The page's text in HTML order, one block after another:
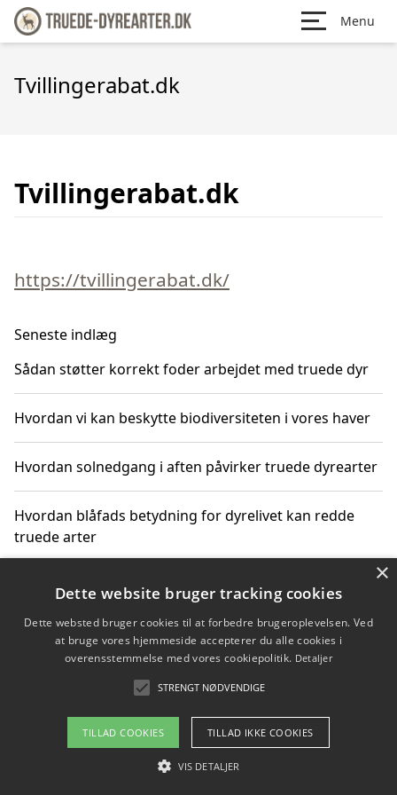
Menu
Tvillingerabat.dk
Tvillingerabat.dk
https://tvillingerabat.dk/
Seneste indlæg
Sådan støtter korrekt foder arbejdet med truede dyr
Hvordan vi kan beskytte biodiversiteten i vores haver
Hvordan solnedgang i aften påvirker truede dyrearter
Hvordan blåfads betydning for dyrelivet kan redde
truede arter
Hvordan kan gaver til unge voksne støtte bevarelsen
Copyright 2026 - Pilanto Aps
Om / kontakt
Blog Betingelser
×
Dette website bruger tracking cookies
Dette websted bruger cookies til at forbedre brugeroplevelsen. Ved
at bruge vores hjemmeside accepterer du alle cookies i
overensstemmelse med vores cookiepolitik. Detaljer
STRENGT NØDVENDIGE
TILLAD COOKIES TILLAD IKKE COOKIES
VIS DETALJER